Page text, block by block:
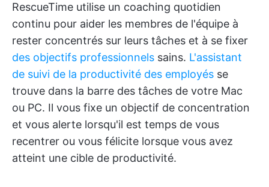
RescueTime utilise un coaching quotidien
continu pour aider les membres de l'équipe à
rester concentrés sur leurs tâches et à se fixer
des objectifs professionnels sains. L'assistant
de suivi de la productivité des employés se
trouve dans la barre des tâches de votre Mac
ou PC. Il vous fixe un objectif de concentration
et vous alerte lorsqu'il est temps de vous
recentrer ou vous félicite lorsque vous avez
atteint une cible de productivité.